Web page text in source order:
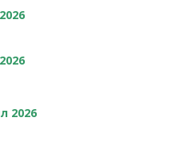
2026